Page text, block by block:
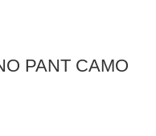
PANT CAMO